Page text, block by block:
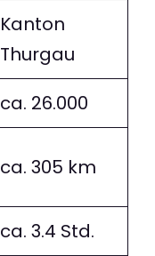
Kanton
Thurgau
ca. 26.000
ca. 305 km
ca. 3.4 Std.